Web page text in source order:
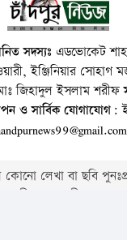
সদস্যঃ এডভোকেট
ইঞ্জিনিয়ার সোহাগ
জিহাদুল ইসলাম শরীফ
ও সার্বিক যোগাযোগ:
লেখা বা ছবি
স্বীকার বাঞ্চনীয় ।